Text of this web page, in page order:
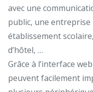
avec une
public, une
établissement
d’hôtel, …
Grâce à l’interface
peuvent facilement